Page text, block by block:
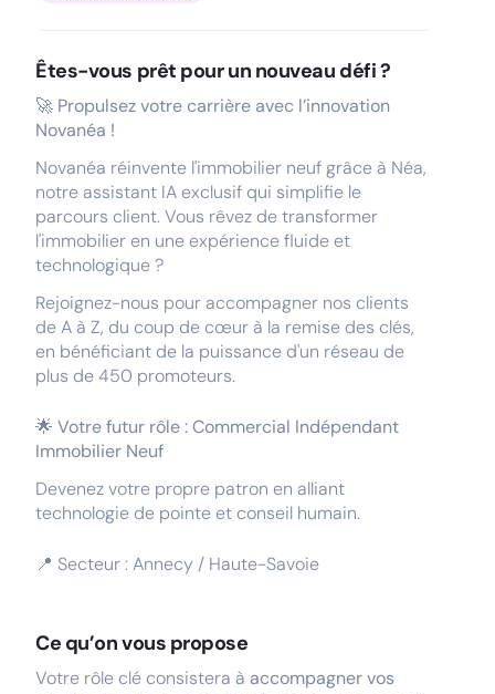
Êtes-vous prêt pour un nouveau défi ?
🚀 Propulsez votre carrière avec l’innovation
Novanéa !
Novanéa réinvente l'immobilier neuf grâce à Néa,
notre assistant IA exclusif qui simplifie le
parcours client. Vous rêvez de transformer
l'immobilier en une expérience fluide et
technologique ?
Rejoignez-nous pour accompagner nos clients
de A à Z, du coup de cœur à la remise des clés,
en bénéficiant de la puissance d'un réseau de
plus de 450 promoteurs.
🌟 Votre futur rôle : Commercial Indépendant
Immobilier Neuf
Devenez votre propre patron en alliant
technologie de pointe et conseil humain.
📍 Secteur : Annecy / Haute-Savoie
Ce qu’on vous propose
Votre rôle clé consistera à accompagner vos